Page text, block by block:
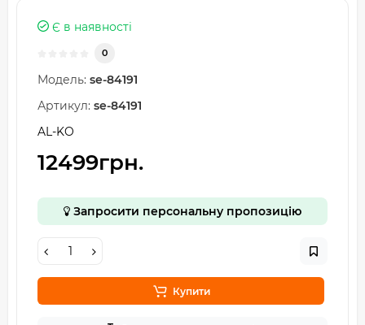
Є в наявності
0
Модель: se-84191
Артикул: se-84191
AL-KO
12499грн.
Запросити персональну пропозицію
Купити